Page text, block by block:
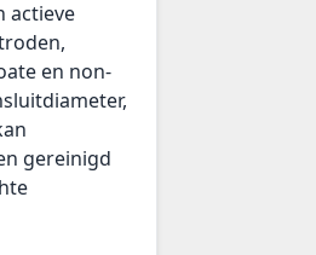
actieve
en non-
gereinigd